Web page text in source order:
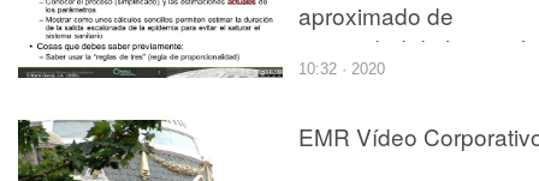
aproximado de
capacidad de
aplicado a COVID-19
10:32 · 2020
EMR Vídeo